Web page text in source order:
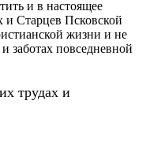
и в настоящее
и Старцев Псковской
жизни и не
заботах повседневной
трудах и